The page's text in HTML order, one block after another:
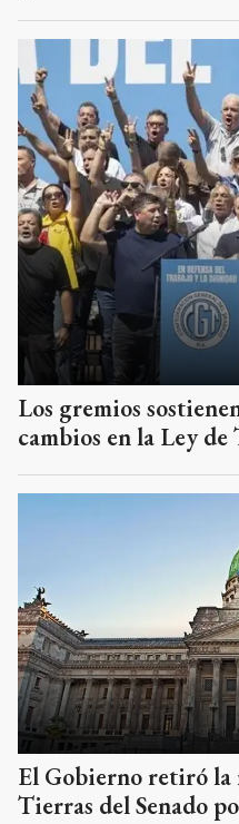
Los gremios
cambios en la Ley de
El Gobierno retiró la
Tierras del Senado